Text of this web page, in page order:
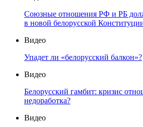
Союзные отношения РФ и РБ
в новой белорусской
Видео
Упадет ли «белорусский балкон»?
Видео
Белорусский гамбит: кризис
недоработка?
Видео